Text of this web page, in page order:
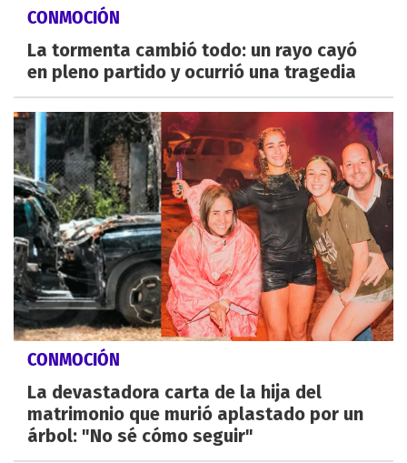
CONMOCIÓN
La tormenta cambió todo: un rayo cayó
en pleno partido y ocurrió una tragedia
CONMOCIÓN
La devastadora carta de la hija del
matrimonio que murió aplastado por un
árbol: "No sé cómo seguir"